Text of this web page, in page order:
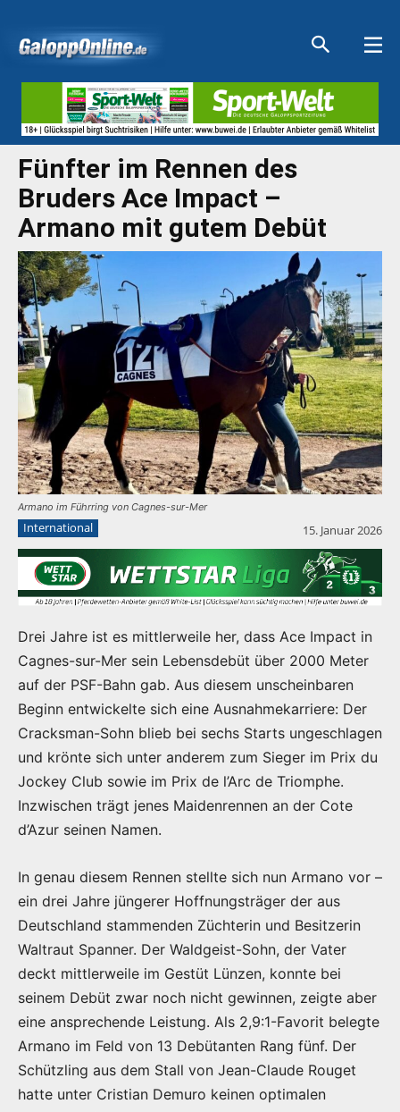
Fünfter im Rennen des
Bruders Ace Impact –
Armano mit gutem Debüt
Armano im Führring von Cagnes-sur-Mer
International 15. Januar 2026
Drei Jahre ist es mittlerweile her, dass Ace Impact in
Cagnes-sur-Mer sein Lebensdebüt über 2000 Meter
auf der PSF-Bahn gab. Aus diesem unscheinbaren
Beginn entwickelte sich eine Ausnahme­karriere: Der
Cracksman-Sohn blieb bei sechs Starts ungeschlagen
und krönte sich unter anderem zum Sieger im Prix du
Jockey Club sowie im Prix de l’Arc de Triomphe.
Inzwischen trägt jenes Maidenrennen an der Cote
d’Azur seinen Namen.
In genau diesem Rennen stellte sich nun Armano vor –
ein drei Jahre jüngerer Hoffnungsträger der aus
Deutschland stammenden Züchterin und Besitzerin
Waltraut Spanner. Der Waldgeist-Sohn, der Vater
deckt mittlerweile im Gestüt Lünzen, konnte bei
seinem Debüt zwar noch nicht gewinnen, zeigte aber
eine ansprechende Leistung. Als 2,9:1-Favorit belegte
Armano im Feld von 13 Debütanten Rang fünf. Der
Schützling aus dem Stall von Jean-Claude Rouget
hatte unter Cristian Demuro keinen optimalen